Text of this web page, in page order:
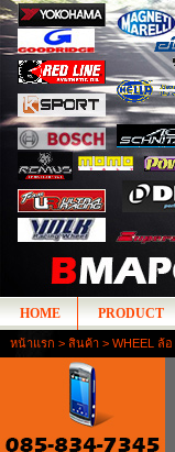
HOME PRODUCT
หน้าแรก > สินค้า > WHEEL ล้อ